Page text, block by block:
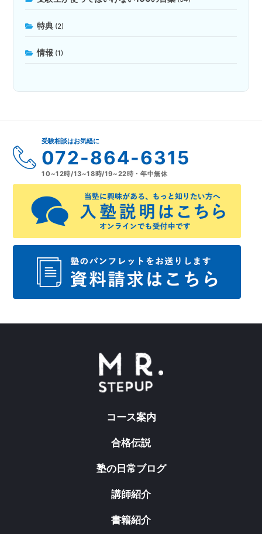
特典 (2)
情報 (1)
受験相談はお気軽に
072-864-6315
10~12時/13~18時/19~22時・年中無休
コース案内
合格伝説
塾の日常ブログ
講師紹介
書籍紹介